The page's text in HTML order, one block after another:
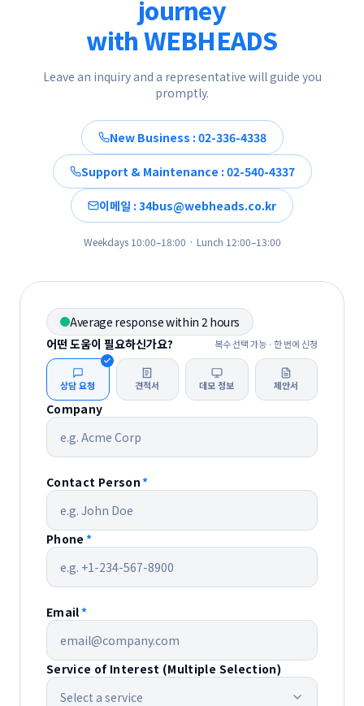
journey
with WEBHEADS
Leave an inquiry and a representative will guide you
promptly.
New Business : 02-336-4338
Support & Maintenance : 02-540-4337
이메일 : 34bus@webheads.co.kr
Weekdays 10:00–18:00 · Lunch 12:00–13:00
Average response within 2 hours
어떤 도움이 필요하신가요?
복수 선택 가능 · 한 번에 신청
상담 요청 견적서 데모 정보 제안서
Company
Contact Person*
Phone *
Email*
Service of Interest (Multiple Selection)
Select a service